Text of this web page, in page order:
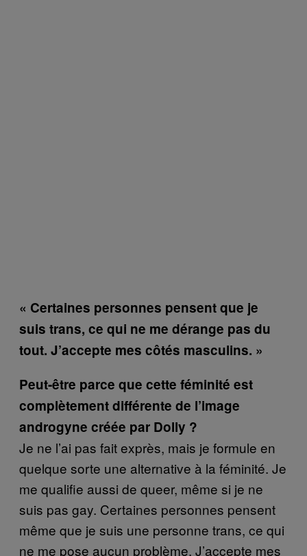
« Certaines personnes pensent que je
suis trans, ce qui ne me dérange pas du
tout. J’accepte mes côtés masculins. »
Peut-être parce que cette féminité est
complètement différente de l’image
androgyne créée par Dolly ?
Je ne l’ai pas fait exprès, mais je formule en
quelque sorte une alternative à la féminité. Je
me qualifie aussi de queer, même si je ne
suis pas gay. Certaines personnes pensent
même que je suis une personne trans, ce qui
ne me pose aucun problème. J’accepte mes